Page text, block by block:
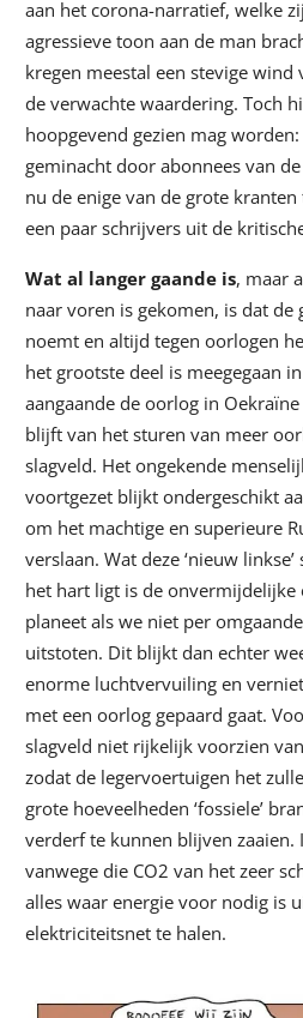
aan het corona-narratief, welke
agressieve toon aan de man
kregen meestal een stevige wind
de verwachte waardering. Toch
hoopgevend gezien mag
geminacht door abonnees van
nu de enige van de grote
een paar schrijvers uit de
Wat al langer gaande is, maar
naar voren is gekomen, is dat de
noemt en altijd tegen oorlogen
het grootste deel is meegegaan
aangaande de oorlog in
blijft van het sturen van meer
slagveld. Het ongekende
voortgezet blijkt ondergeschikt
om het machtige en superieure
verslaan. Wat deze ‘nieuw
het hart ligt is de onvermijdelijke
planeet als we niet per
uitstoten. Dit blijkt dan echter
enorme luchtvervuiling en
met een oorlog gepaard gaat.
slagveld niet rijkelijk voorzien
zodat de legervoertuigen het
grote hoeveelheden ‘fossiele’
verderf te kunnen blijven zaaien.
vanwege die CO2 van het zeer
alles waar energie voor nodig is
elektriciteitsnet te halen.